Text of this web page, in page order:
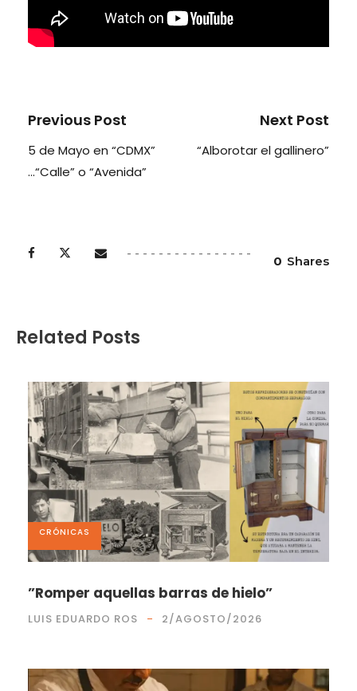
Previous Post
5 de Mayo en “CDMX”
…“Calle” o “Avenida”
Next Post
“Alborotar el gallinero”
0 Shares
Related Posts
CRÓNICAS
”Romper aquellas barras de hielo”
LUIS EDUARDO ROS 2/AGOSTO/2026